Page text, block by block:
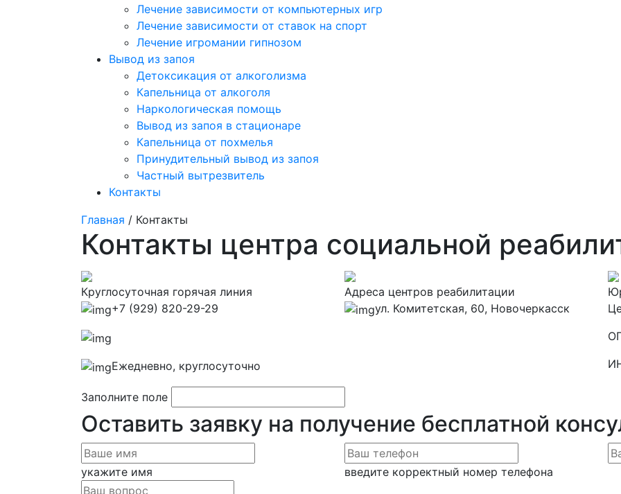
Лечение зависимости от компьютерных игр
Лечение зависимости от ставок на спорт
Лечение игромании гипнозом
Вывод из запоя
Детоксикация от алкоголизма
Капельница от алкоголя
Наркологическая помощь
Вывод из запоя в стационаре
Капельница от похмелья
Принудительный вывод из запоя
Частный вытрезвитель
Контакты
Главная / Контакты
Контакты центра социальной
Круглосуточная горячая линия
+7 (929) 820-29-29
Ежедневно, круглосуточно
Адреса центров реабилитации
ул. Комитетская, 60, Новочеркасск
Заполните поле
Оставить заявку на получение бесплатной
укажите имя введите корректный номер телефона